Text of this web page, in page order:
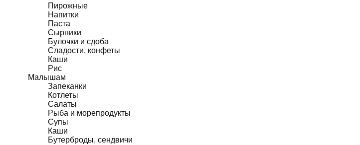
Пирожные
Напитки
Паста
Сырники
Булочки и сдоба
Сладости, конфеты
Каши
Рис
Малышам
Запеканки
Котлеты
Салаты
Рыба и морепродукты
Супы
Каши
Бутерброды, сендвичи